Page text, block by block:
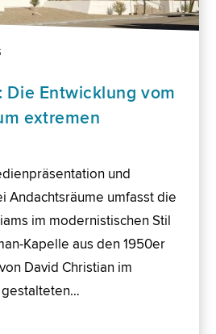
Die Entwicklung vom
extremen
und
Andachtsräume umfasst die
im modernistischen Stil
Kapelle aus den 1950er
David Christian im
gestalteten…